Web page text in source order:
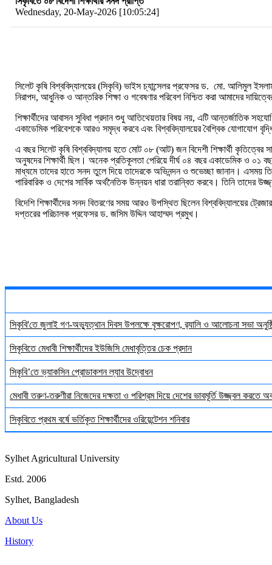
Wednesday, 20-May-2026 [10:05:24]
সিলেট কৃষি বিশ্ববিদ্যালয়ের (সিকৃবি) ভাইস চ্যান্সেলর প্রফেসর ড. মো. আলিমুল
নিরাপদ, আধুনিক ও আন্তরিক শিক্ষা ও গবেষণার পরিবেশ নিশ্চিত করা আমাদের
শিক্ষার্থীদের আবাসন সুবিধা প্রদান শুধু আতিথেয়তার বিষয় নয়, এটি আন্তর্জাতিক
একাডেমিক পরিবেশকে আরও সমৃদ্ধ করবে এবং বিশ্ববিদ্যালয়ের বৈশ্বিক যোগাযোগ
এ বছর সিলেট কৃষি বিশ্ববিদ্যালয় হতে মোট ০৮ (আট) জন বিদেশী শিক্ষার্থী কৃতিত্বের
অনুষদের শিক্ষার্থী ছিল। অনেক প্রতিকূলতা পেরিয়ে দীর্ঘ ০৪ বছর একাডেমিক ও ০১
মাধ্যমে তাদের হাতে সনদ তুলে দিয়ে তাদেরকে অভিনন্দন ও শুভেচ্ছা জানান। এসময়
পারিবারিক ও দেশের সার্বিক অর্থনৈতিক উন্নয়ন ধারা তরান্বিত করবে। তিনি তাদের
বিদেশি শিক্ষার্থীদের সনদ বিতরণের সময় আরও উপস্থিত ছিলেন বিশ্ববিদ্যালয়ের
দপ্তরের পরিচালক প্রফেসর ড. জসিম উদ্দিন আহাম্মদ প্রমুখ।
সিকৃবি'তে জুলাই গণ-অভ্যুত্থান দিবস উপলক্ষে বৃক্ষরোপণ, র‍্যালি ও আলোচনা সভা
সিকৃবিতে মেধাবী শিক্ষার্থীদের ইউজিসি মেধাবৃত্তির চেক প্রদান
সিকৃবি’তে ভ্যাকসিন প্রোডাকশন ল্যাব উদ্বোধন
মেধাবী তরুণ-তরুণীরা নিজেদের দক্ষতা ও পরিশ্রম দিয়ে দেশের ভাবমূর্তি উজ্জ্বল
সিকৃবিতে প্রথম বর্ষে ভর্তিকৃত শিক্ষার্থীদের ওরিয়েন্টেশন শনিবার
Sylhet Agricultural University
Estd. 2006
Sylhet, Bangladesh
About Us
History